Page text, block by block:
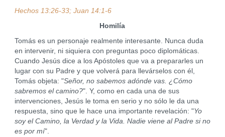
Hechos 13:26-33; Juan 14:1-6
Homilía
Tomás es un personaje realmente interesante. Nunca duda
en intervenir, ni siquiera con preguntas poco diplomáticas.
Cuando Jesús dice a los Apóstoles que va a prepararles un
lugar con su Padre y que volverá para llevárselos con él,
Tomás objeta: "Señor, no sabemos adónde vas. ¿Cómo
sabremos el camino?". Y, como en cada una de sus
intervenciones, Jesús le toma en serio y no sólo le da una
respuesta, sino que le hace una importante revelación: "Yo
soy el Camino, la Verdad y la Vida. Nadie viene al Padre si no
es por mí".